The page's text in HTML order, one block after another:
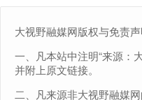
大视野融媒网版权与免责声
一、凡本站中注明“来源：
并附上原文链接。
二、凡来源非大视野融媒